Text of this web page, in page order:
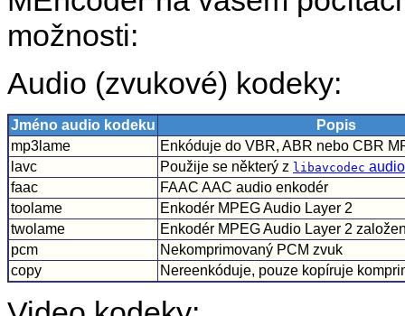
možnosti:
Audio (zvukové) kodeky:
Jméno audio kodeku
Popis
mp3lame
Enkóduje do VBR, ABR nebo CBR
lavc
Použije se některý z libavcodec
faac
FAAC AAC audio enkodér
toolame
Enkodér MPEG Audio Layer 2
twolame
Enkodér MPEG Audio Layer 2
pcm
Nekomprimovaný PCM zvuk
copy
Nereenkóduje, pouze kopíruje